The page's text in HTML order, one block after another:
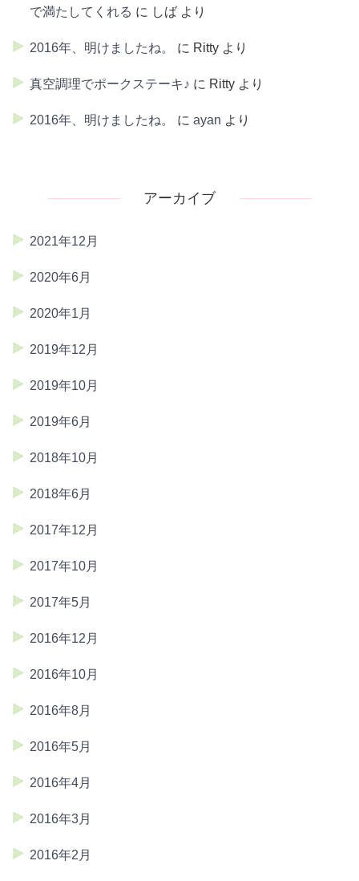
で満たしてくれる に しば より
2016年、明けましたね。 に Ritty より
真空調理でポークステーキ♪ に Ritty より
2016年、明けましたね。 に ayan より
アーカイブ
2021年12月
2020年6月
2020年1月
2019年12月
2019年10月
2019年6月
2018年10月
2018年6月
2017年12月
2017年10月
2017年5月
2016年12月
2016年10月
2016年8月
2016年5月
2016年4月
2016年3月
2016年2月